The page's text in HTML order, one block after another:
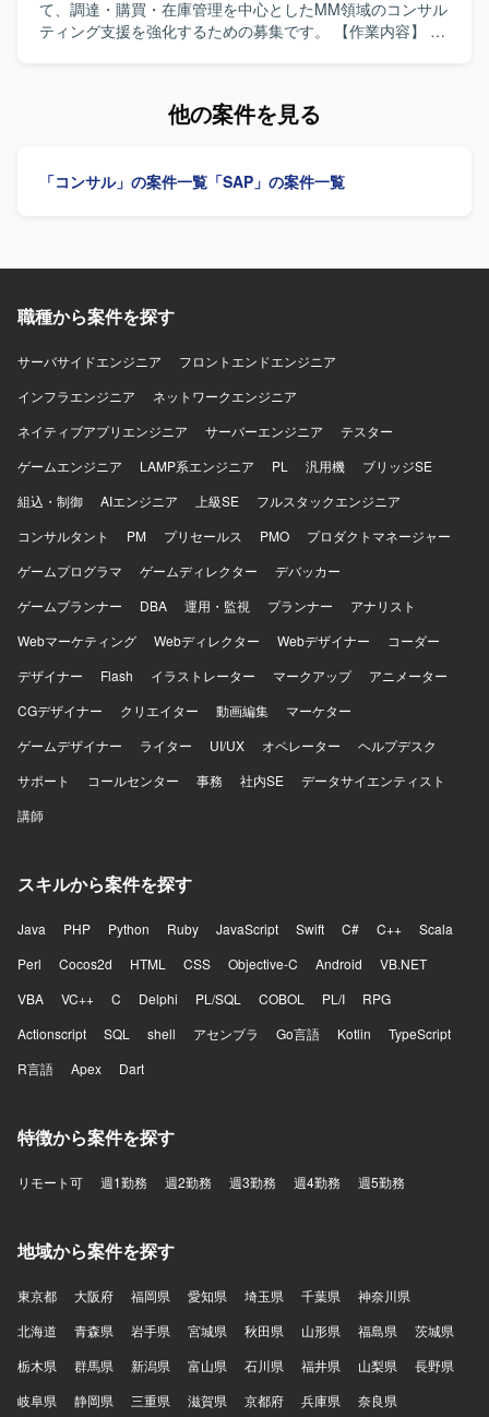
いです。 【ポジションの魅力】 大規模なSAP導入プロジェ
クトにおいて、複数工場への共通MES展開を見据えたモデ
まで一貫したスキルと知見を身につけていただけます。
て、調達・購買・在庫管理を中心としたMM領域のコンサル
ティング支援を強化するための募集です。 【作業内容】 調
います。テストおよび移行支援にも携わっていただきま
スに主体的に取り組んでいただける方を求めています。日
なプロジェクトに参画し、調達・購買領域における専門性
だけます。MMリードとしてのキャリア形成や他モジュール
S/4HANAまたはECC環境上でのMM領域を中心としたシス
発生する可能性があります。
他の案件を見る
「コンサル」の案件一覧 「SAP」の案件一覧
職種から案件を探す
サーバサイドエンジニア
フロントエンドエンジニア
インフラエンジニア
ネットワークエンジニア
ネイティブアプリエンジニア
サーバーエンジニア
テスター
ゲームエンジニア
LAMP系エンジニア PL 汎用機
ブリッジSE
組込・制御
AIエンジニア 上級SE
フルスタックエンジニア
コンサルタント
PM プリセールス PMO
プロダクトマネージャー
ゲームプログラマ
ゲームディレクター
デバッカー
ゲームプランナー
DBA 運用・監視 プランナー
アナリスト
Webマーケティング
Webディレクター Webデザイナー
コーダー
デザイナー
Flash イラストレーター マークアップ
アニメーター
CGデザイナー
クリエイター 動画編集
マーケター
ゲームデザイナー
ライター UI/UX オペレーター
ヘルプデスク
サポート
コールセンター 事務 社内SE
データサイエンティスト
講師
スキルから案件を探す
Java PHP Python Ruby JavaScript Swift C# C++
Scala
Perl
Cocos2d HTML CSS Objective-C Android
VB.NET
VBA
VC++ C Delphi PL/SQL COBOL PL/I
RPG
Actionscript
SQL shell アセンブラ Go言語 Kotlin
TypeScript
R言語
Apex Dart
特徴から案件を探す
リモート可 週1勤務 週2勤務 週3勤務 週4勤務 週5勤務
地域から案件を探す
東京都 大阪府 福岡県 愛知県 埼玉県 千葉県
神奈川県
北海道
青森県 岩手県 宮城県 秋田県 山形県 福島県
茨城県
栃木県
群馬県 新潟県 富山県 石川県 福井県 山梨県
長野県
岐阜県
静岡県 三重県 滋賀県 京都府 兵庫県 奈良県